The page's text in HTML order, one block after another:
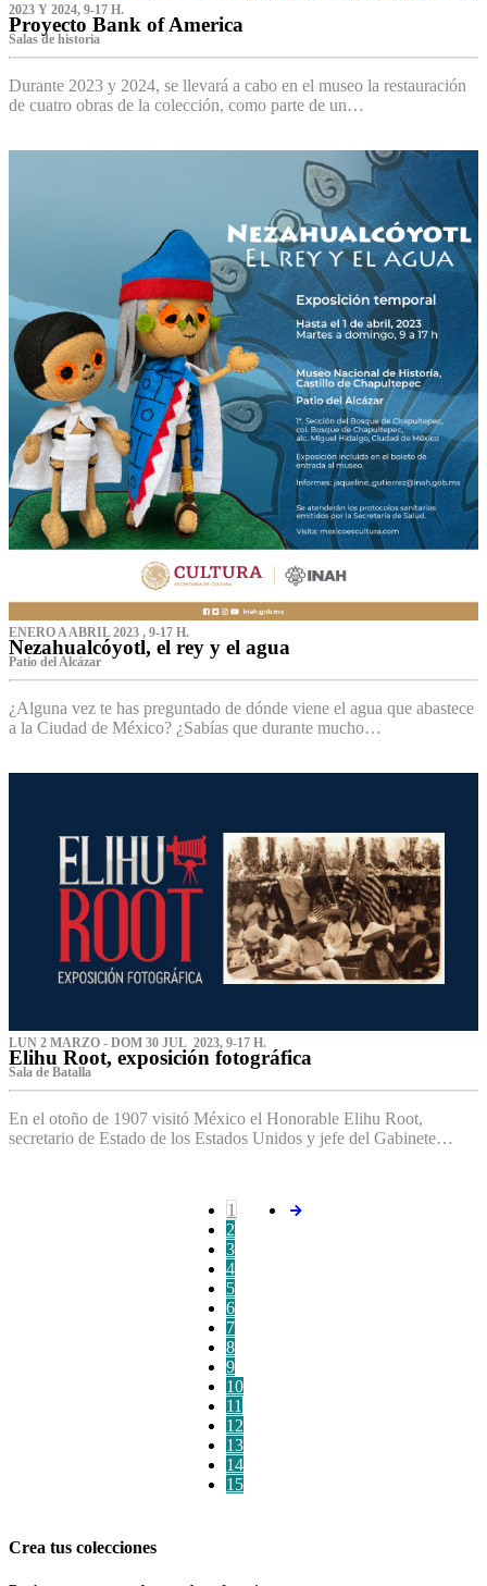
2023 Y 2024, 9-17 H.
Proyecto Bank of America
S‌alas de historia
Durante 2023 y 2024, se llevará a cabo en el museo la restauración
de cuatro obras de la colección, como parte de un…
ENERO A ABRIL 2023 , 9-17 H.
Nezahualcóyotl, el rey y el agua
Patio del Alcázar
¿Alguna vez te has preguntado de dónde viene el agua que abastece
a la Ciudad de México? ¿Sabías que durante mucho…
LUN 2 MARZO - DOM 30 JUL 2023, 9-17 H.
Elihu Root, exposición fotográfica
Sala de Batalla
En el otoño de 1907 visitó México el Honorable Elihu Root,
secretario de Estado de los Estados Unidos y jefe del Gabinete…
1
2
3
4
5
6
7
8
9
10
11
12
13
14
15
Crea tus colecciones